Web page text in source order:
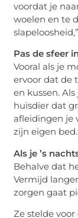
voordat je
woelen en te
Pas de sfeer
Vooral als je
ervoor dat de
en kussen.
huisdier dat
afleidingen je
zijn eigen bed.
Als je ’s
Behalve dat
Vermijd
zorgen gaat
Ze stelde